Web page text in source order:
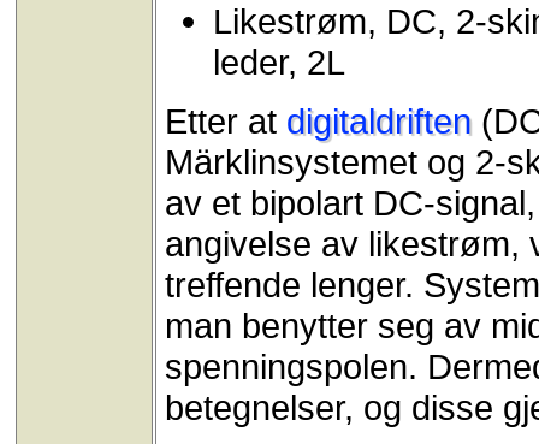
Likestrøm, DC, 2-
leder, 2L
Etter at digitaldriften
Märklinsystemet og 2-
av et bipolart DC-
angivelse av
treffende lenger.
man benytter seg av
spenningspolen.
betegnelser, og disse